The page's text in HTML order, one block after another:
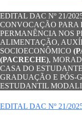
EDITAL DAC Nº 21/
CONVOCAÇÃO PARA
PERMANÊNCIA NOS
ALIMENTAÇÃO,
SOCIOECONÔMICO
(PACRECHE),
CASA DO
GRADUAÇÃO E PÓS-
ESTUDANTIL
EDITAL DAC Nº 21/